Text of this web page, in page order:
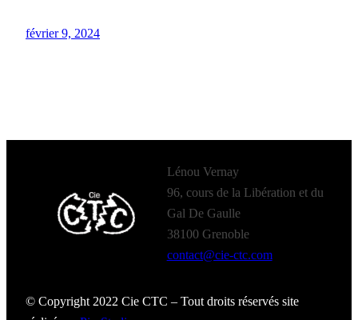
février 9, 2024
Lénou Vernay
96, cours de la Libération et du
Gal De Gaulle
38100 Grenoble
contact@cie-ctc.com
© Copyright 2022 Cie CTC – Tout droits réservés site